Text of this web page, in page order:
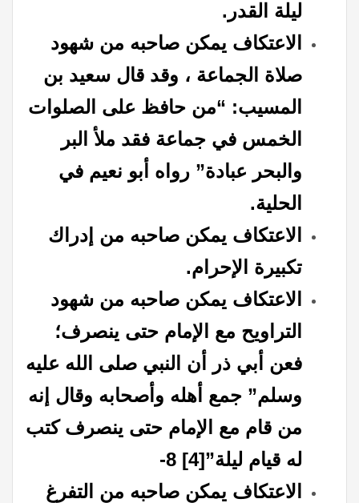
ليلة القدر.
الاعتكاف يمكن صاحبه من شهود
صلاة الجماعة ، وقد قال سعيد بن
المسيب: “من حافظ على الصلوات
الخمس في جماعة فقد ملأ البر
والبحر عبادة” رواه أبو نعيم في
الحلية.
الاعتكاف يمكن صاحبه من إدراك
تكبيرة الإحرام.
الاعتكاف يمكن صاحبه من شهود
التراويح مع الإمام حتى ينصرف؛
فعن أبي ذر أن النبي صلى الله عليه
وسلم” جمع أهله وأصحابه وقال إنه
من قام مع الإمام حتى ينصرف كتب
له قيام ليلة”[4]
الاعتكاف يمكن صاحبه من التفرغ